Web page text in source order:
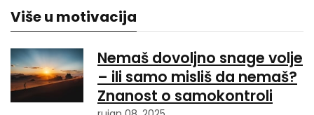
Više u motivacija
Nemaš dovoljno snage volje
– ili samo misliš da nemaš?
Znanost o samokontroli